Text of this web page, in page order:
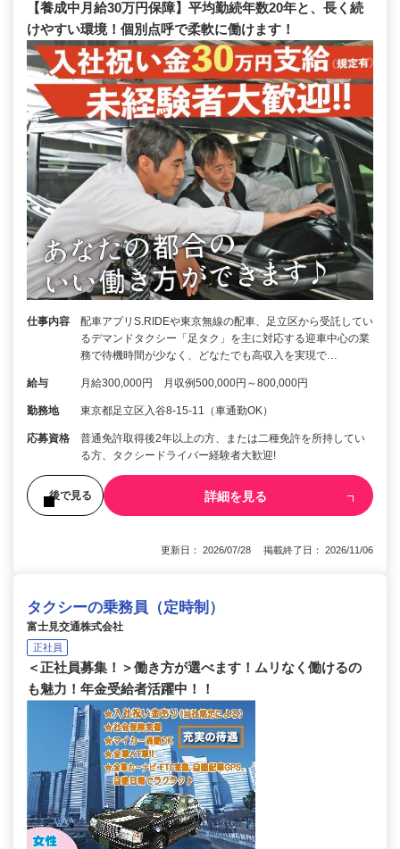
【養成中月給30万円保障】平均勤続年数20年と、長く続
けやすい環境！個別点呼で柔軟に働けます！
仕事内容
配車アプリS.RIDEや東京無線の配車、足立区から受託してい
るデマンドタクシー「足タク」を主に対応する迎車中心の業
務で待機時間が少なく、どなたでも高収入を実現で…
給与 月給300,000円 月収例500,000円～800,000円
勤務地 東京都足立区入谷8-15-11（車通勤OK）
応募資格
普通免許取得後2年以上の方、または二種免許を所持してい
る方、タクシードライバー経験者大歓迎!
後で見る 詳細を見る
更新日： 2026/07/28 掲載終了日： 2026/11/06
タクシーの乗務員（定時制）
富士見交通株式会社
正社員
＜正社員募集！＞働き方が選べます！ムリなく働けるの
も魅力！年金受給者活躍中！！